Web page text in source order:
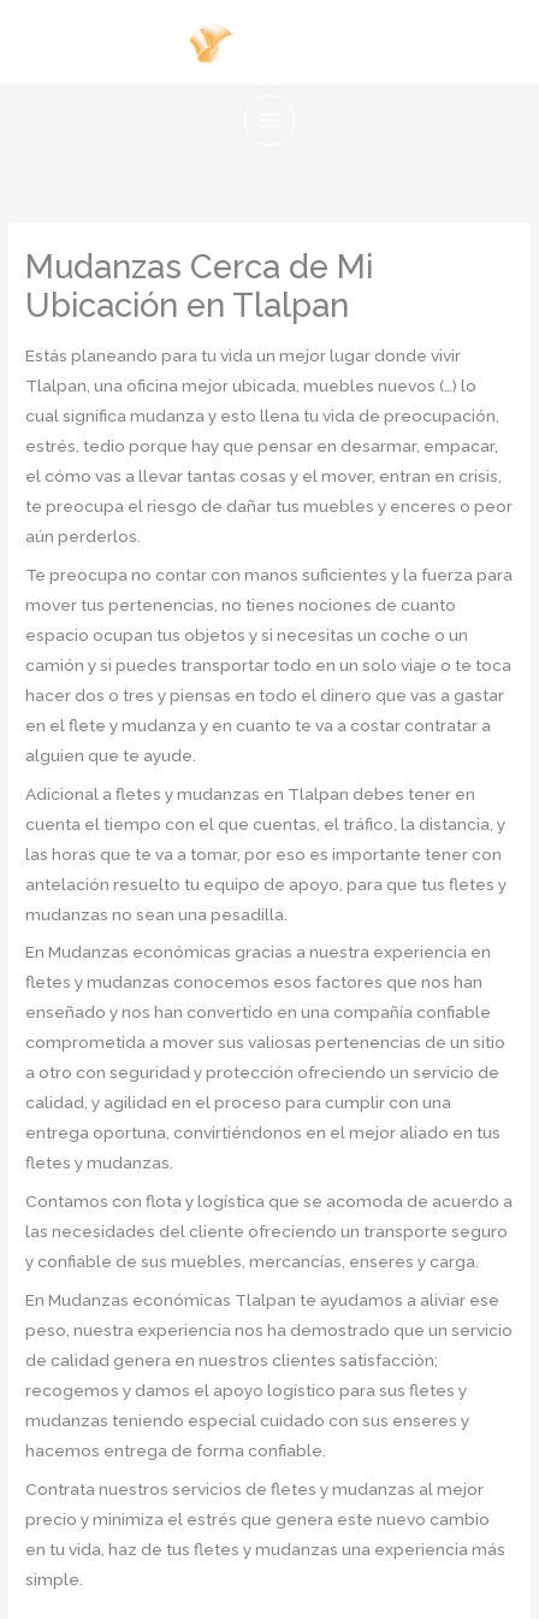
Mudanzas Cerca de Mi
Ubicación en Tlalpan
Estás planeando para tu vida un mejor lugar donde vivir
Tlalpan, una oficina mejor ubicada, muebles nuevos (…) lo
cual significa mudanza y esto llena tu vida de preocupación,
estrés, tedio porque hay que pensar en desarmar, empacar,
el cómo vas a llevar tantas cosas y el mover, entran en crisis,
te preocupa el riesgo de dañar tus muebles y enceres o peor
aún perderlos.
Te preocupa no contar con manos suficientes y la fuerza para
mover tus pertenencias, no tienes nociones de cuanto
espacio ocupan tus objetos y si necesitas un coche o un
camión y si puedes transportar todo en un solo viaje o te toca
hacer dos o tres y piensas en todo el dinero que vas a gastar
en el flete y mudanza y en cuanto te va a costar contratar a
alguien que te ayude.
Adicional a fletes y mudanzas en Tlalpan debes tener en
cuenta el tiempo con el que cuentas, el tráfico, la distancia, y
las horas que te va a tomar, por eso es importante tener con
antelación resuelto tu equipo de apoyo, para que tus fletes y
mudanzas no sean una pesadilla.
En Mudanzas económicas gracias a nuestra experiencia en
fletes y mudanzas conocemos esos factores que nos han
enseñado y nos han convertido en una compañía confiable
comprometida a mover sus valiosas pertenencias de un sitio
a otro con seguridad y protección ofreciendo un servicio de
calidad, y agilidad en el proceso para cumplir con una
entrega oportuna, convirtiéndonos en el mejor aliado en tus
fletes y mudanzas.
Contamos con flota y logística que se acomoda de acuerdo a
las necesidades del cliente ofreciendo un transporte seguro
y confiable de sus muebles, mercancías, enseres y carga.
En Mudanzas económicas Tlalpan te ayudamos a aliviar ese
peso, nuestra experiencia nos ha demostrado que un servicio
de calidad genera en nuestros clientes satisfacción;
recogemos y damos el apoyo logístico para sus fletes y
mudanzas teniendo especial cuidado con sus enseres y
hacemos entrega de forma confiable.
Contrata nuestros servicios de fletes y mudanzas al mejor
precio y minimiza el estrés que genera este nuevo cambio
en tu vida, haz de tus fletes y mudanzas una experiencia más
simple.